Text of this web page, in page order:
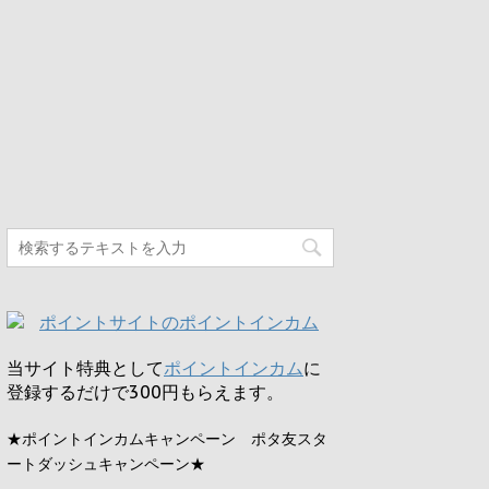
当サイト特典としてポイントインカムに
登録するだけで300円 もらえます。
★ポイントインカムキャンペーン ポタ友スタ
ートダッシュキャンペーン★